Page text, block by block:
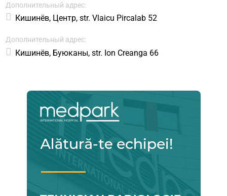
Дополнительный адрес:
Кишинёв, Центр, str. Vlaicu Pircalab 52
Дополнительный адрес:
Кишинёв, Буюканы, str. Ion Creanga 66